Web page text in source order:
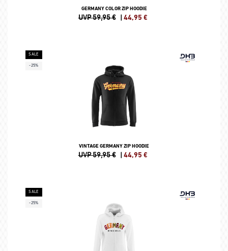
GERMANY COLOR ZIP HOODIE
UVP 59,95 € | 44,95 €
SALE
-25%
VINTAGE GERMANY ZIP HOODIE
UVP 59,95 € | 44,95 €
SALE
-25%